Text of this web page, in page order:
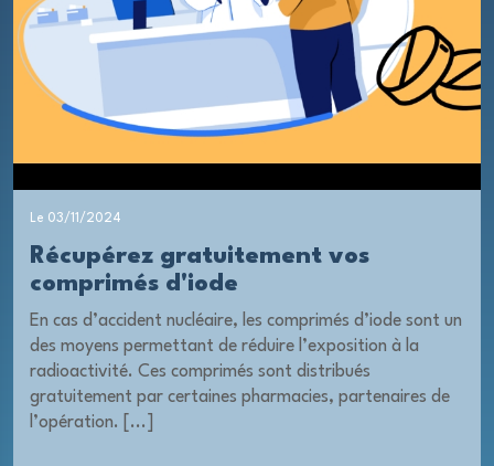
Le 03/11/2024
Récupérez gratuitement vos
comprimés d'iode
En cas d’accident nucléaire, les comprimés d’iode sont un
des moyens permettant de réduire l’exposition à la
radioactivité. Ces comprimés sont distribués
gratuitement par certaines pharmacies, partenaires de
l’opération. [...]